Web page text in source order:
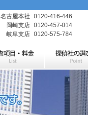
名古屋本社 0120-416-446
岡崎支店 0120-457-014
岐阜支店 0120-575-784